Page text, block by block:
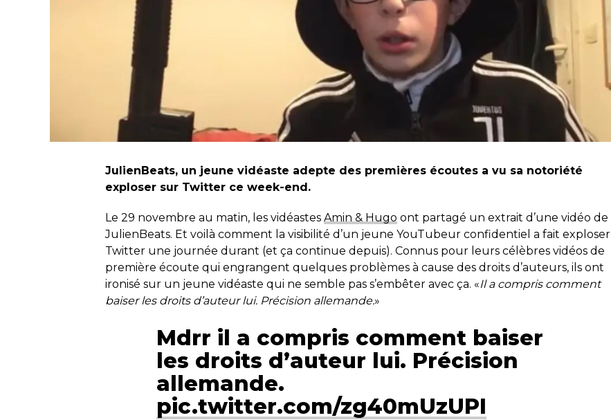
JulienBeats, un jeune vidéaste adepte des premières écoutes a vu sa notoriété
exploser sur Twitter ce week-end.
Le 29 novembre au matin, les vidéastes Amin & Hugo ont partagé un extrait d’une vidéo de
JulienBeats. Et voilà comment la visibilité d’un jeune YouTubeur confidentiel a fait exploser
Twitter une journée durant (et ça continue depuis). Connus pour leurs célèbres vidéos de
première écoute qui engrangent quelques problèmes à cause des droits d’auteurs, ils ont
ironisé sur un jeune vidéaste qui ne semble pas s’embêter avec ça. «Il a compris comment
baiser les droits d’auteur lui. Précision allemande.»
Mdrr il a compris comment baiser
les droits d’auteur lui. Précision
allemande.
pic.twitter.com/zg40mUzUPI